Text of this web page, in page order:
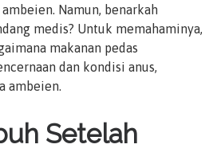
Namun, benarkah
medis? Untuk memahaminya,
makanan pedas
dan kondisi anus,
ambeien.
Setelah